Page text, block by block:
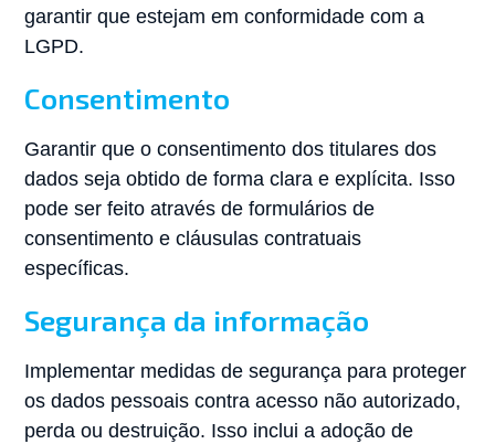
garantir que estejam em conformidade com a
LGPD.
Consentimento
Garantir que o consentimento dos titulares dos
dados seja obtido de forma clara e explícita. Isso
pode ser feito através de formulários de
consentimento e cláusulas contratuais
específicas.
Segurança da informação
Implementar medidas de segurança para proteger
os dados pessoais contra acesso não autorizado,
perda ou destruição. Isso inclui a adoção de